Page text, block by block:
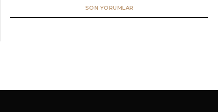
SON YORUMLAR